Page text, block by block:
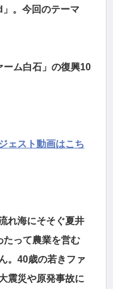
。今回のテーマ
ーム白石」の復興10
ェスト動画はこち
れ海にそそぐ夏井
たって農業を営む
。40歳の若きファ
震災や原発事故に